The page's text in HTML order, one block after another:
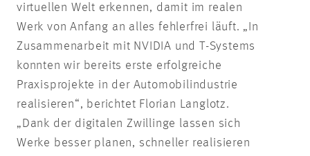
virtuellen Welt erkennen, damit im realen
Werk von Anfang an alles fehlerfrei läuft. „In
Zusammenarbeit mit NVIDIA und T-Systems
konnten wir bereits erste erfolgreiche
Praxisprojekte in der Automobilindustrie
realisieren“, berichtet Florian Langlotz.
„Dank der digitalen Zwillinge lassen sich
Werke besser planen, schneller realisieren